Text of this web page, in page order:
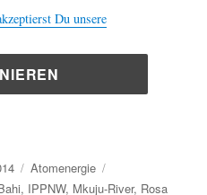
Du unsere
Kategorien
Atomenergie
, IPPNW, Mkuju-River, Rosa